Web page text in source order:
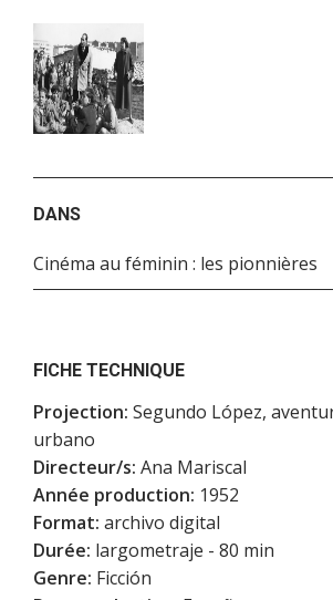
DANS
Cinéma au féminin : les pionnières
FICHE TECHNIQUE
Projection: Segundo López,
urbano
Directeur/s: Ana Mariscal
Année production: 1952
Format: archivo digital
Durée: largometraje - 80 min
Genre: Ficción